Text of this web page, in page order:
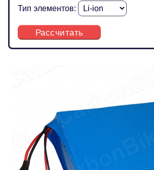
Тип элементов:
Рассчитать